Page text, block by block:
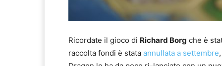
Ricordate il gioco di Richard Borg che è
raccolta fondi è stata annullata a settembre